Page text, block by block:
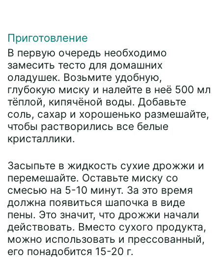
Приготовление
В первую очередь необходимо
замесить тесто для домашних
оладушек. Возьмите удобную,
глубокую миску и налейте в неё 500 мл
тёплой, кипячёной воды. Добавьте
соль, сахар и хорошенько размешайте,
чтобы растворились все белые
кристаллики.
Засыпьте в жидкость сухие дрожжи и
перемешайте. Оставьте миску со
смесью на 5-10 минут. За это время
должна появиться шапочка в виде
пены. Это значит, что дрожжи начали
действовать. Вместо сухого продукта,
можно использовать и прессованный,
его понадобится 15-20 г.